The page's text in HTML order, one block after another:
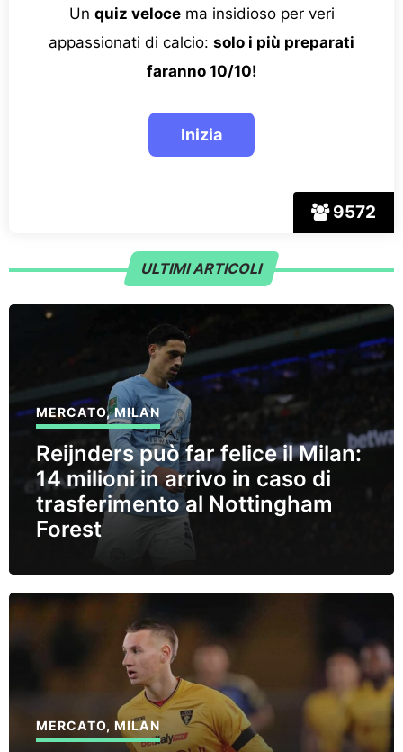
9572
Un quiz velocema insidioso per veri
appassionati di calcio: solo i più preparati
faranno 10/10!
ULTIMI ARTICOLI
MERCATO,MILAN
Reijnders può far felice il Milan:
14 milioni in arrivo in caso di
trasferimento al Nottingham
Forest
MERCATO,MILAN